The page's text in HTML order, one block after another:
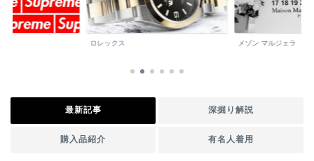
ロレックス メゾン マルジェラ
最新記事 深掘り解説
購入品紹介 有名人着用